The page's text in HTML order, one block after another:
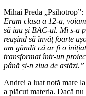
Mihai Preda „Psihotrop”:
Eram clasa a 12-a,
să iau și BAC-ul. Mi s-a
reușind să învăț foarte
am gândit că ar fi o
transformat într-un
până și-n ziua de astăzi.”
Andrei a luat notă mare la
a plăcut materia. Dacă nu